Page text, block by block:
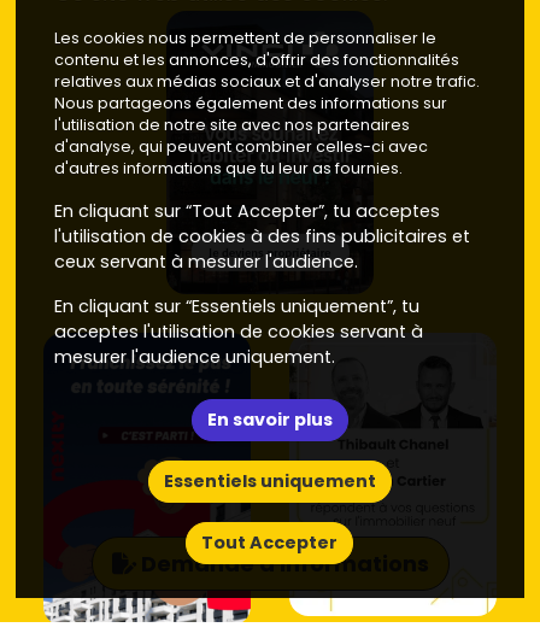
Demande d'informations
Les cookies nous permettent de personnaliser le
contenu et les annonces, d'offrir des fonctionnalités
relatives aux médias sociaux et d'analyser notre trafic.
Nous partageons également des informations sur
l'utilisation de notre site avec nos partenaires
d'analyse, qui peuvent combiner celles-ci avec
d'autres informations que tu leur as fournies.
En cliquant sur “Tout Accepter”, tu acceptes
l'utilisation de cookies à des fins publicitaires et
ceux servant à mesurer l'audience.
En cliquant sur “Essentiels uniquement”, tu
acceptes l'utilisation de cookies servant à
mesurer l'audience uniquement.
En savoir plus
Essentiels uniquement
Tout Accepter